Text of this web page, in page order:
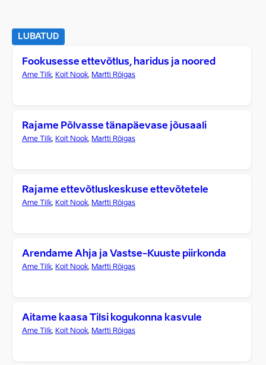
LUBATUD
Fookusesse ettevõtlus, haridus ja noored
Arne Tilk, Koit Nook, Martti Rõigas
Rajame Põlvasse tänapäevase jõusaali
Arne Tilk, Koit Nook, Martti Rõigas
Rajame ettevõtluskeskuse ettevõtetele
Arne Tilk, Koit Nook, Martti Rõigas
Arendame Ahja ja Vastse-Kuuste piirkonda
Arne Tilk, Koit Nook, Martti Rõigas
Aitame kaasa Tilsi kogukonna kasvule
Arne Tilk, Koit Nook, Martti Rõigas